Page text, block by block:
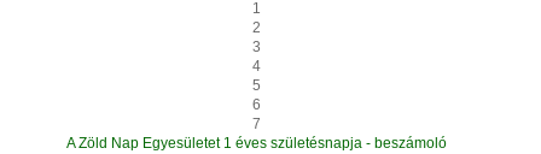
1
2
3
4
5
6
7
A Zöld Nap Egyesületet 1 éves születésnapja - beszámoló